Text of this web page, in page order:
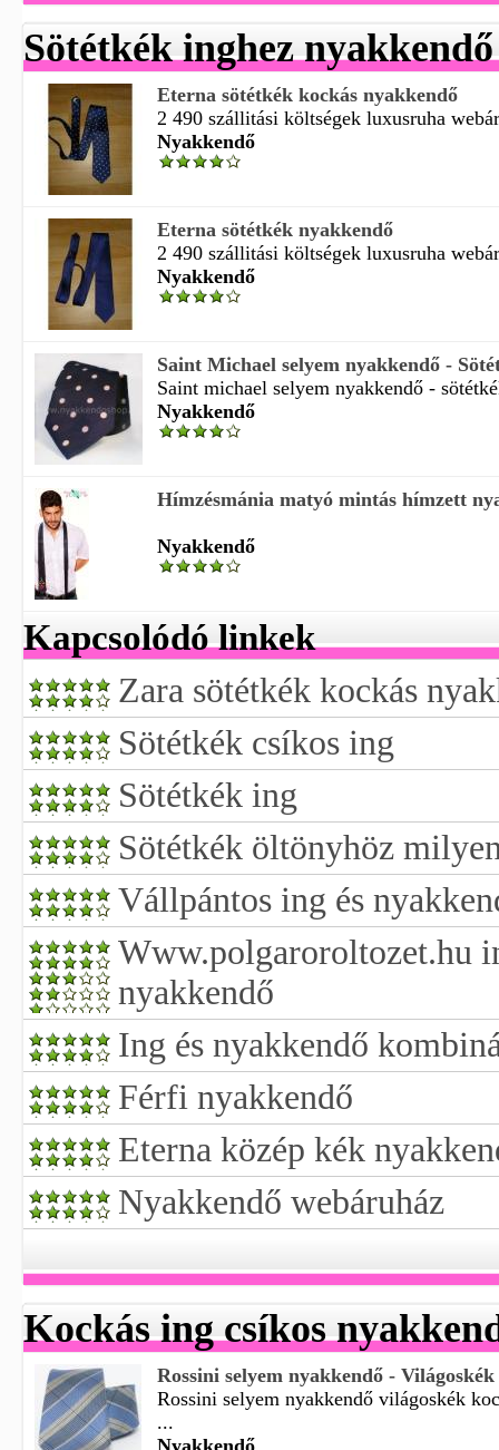
Sötétkék inghez nyakkendő
Eterna sötétkék kockás nyakkendő
2 490 szállitási költségek luxusruha
Nyakkendő
Eterna sötétkék nyakkendő
2 490 szállitási költségek luxusruha
Nyakkendő
Saint Michael selyem nyakkendő -
Saint michael selyem nyakkendő -
Nyakkendő
Hímzésmánia matyó mintás hímzett
Nyakkendő
Kapcsolódó linkek
Zara sötétkék kockás
Sötétkék csíkos ing
Sötétkék ing
Sötétkék öltönyhöz
Vállpántos ing és
Www.polgaroroltozet.hu
nyakkendő
Ing és nyakkendő
Férfi nyakkendő
Eterna közép kék
Nyakkendő webáruház
Kockás ing csíkos
Rossini selyem nyakkendő -
Rossini selyem nyakkendő világoskék
...
Nyakkendő